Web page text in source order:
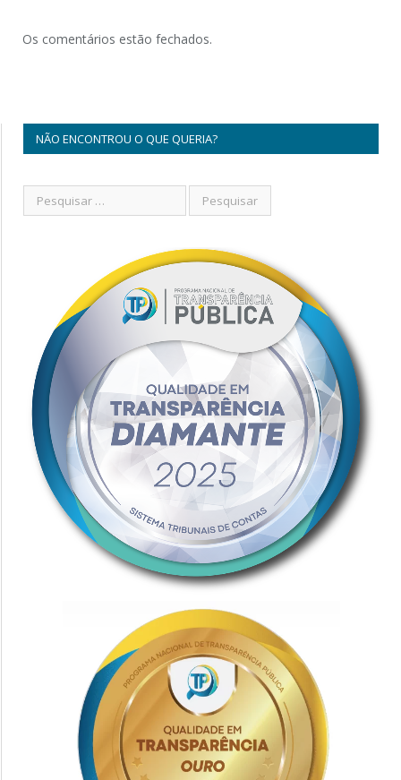
Os comentários estão fechados.
NÃO ENCONTROU O QUE QUERIA?